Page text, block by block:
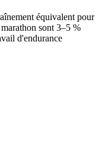
équivalent pour
sont 3–5 %
d'endurance